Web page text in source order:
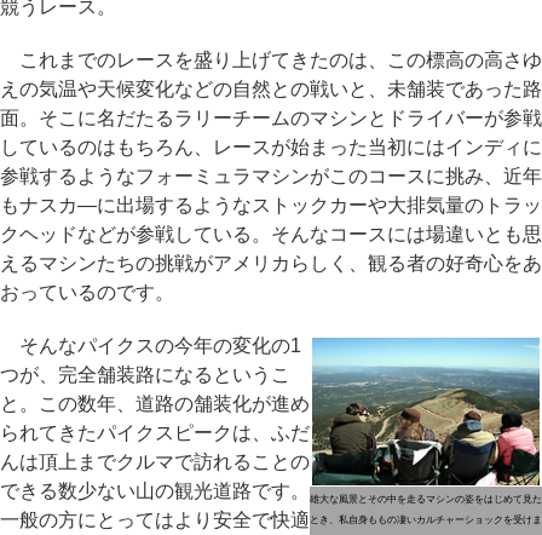
競うレース。
これまでのレースを盛り上げてきたのは、この標高の高さゆ
えの気温や天候変化などの自然との戦いと、未舗装であった路
面。そこに名だたるラリーチームのマシンとドライバーが参戦
しているのはもちろん、レースが始まった当初にはインディに
参戦するようなフォーミュラマシンがこのコースに挑み、近年
もナスカ―に出場するようなストックカーや大排気量のトラッ
クヘッドなどが参戦している。そんなコースには場違いとも思
えるマシンたちの挑戦がアメリカらしく、観る者の好奇心をあ
おっているのです。
雄大な風景とその中を走るマシンの姿をはじめて見た
とき、私自身ももの凄いカルチャーショックを受けま
そんなパイクスの今年の変化の1
つが、完全舗装路になるというこ
と。この数年、道路の舗装化が進め
られてきたパイクスピークは、ふだ
んは頂上までクルマで訪れることの
できる数少ない山の観光道路です。
一般の方にとってはより安全で快適